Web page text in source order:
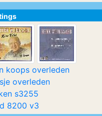
koops overleden
overleden
s3255
8200 v3